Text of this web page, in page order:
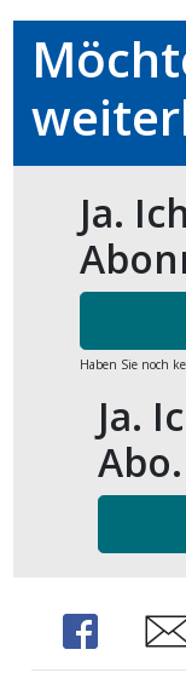
Ja.
Haben Sie noch
Ja.
Abo.
Share